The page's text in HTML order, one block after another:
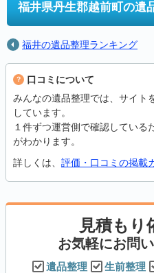
福井県丹生郡越前町の遺
福井の遺品整理ランキング
口コミについて
みんなの遺品整理では、サイト
しています。
１件ずつ運営側で確認している
がわかります。
詳しくは、 評価・口コミの掲載
見積もり
お気軽にお問
遺品整理 生前整理